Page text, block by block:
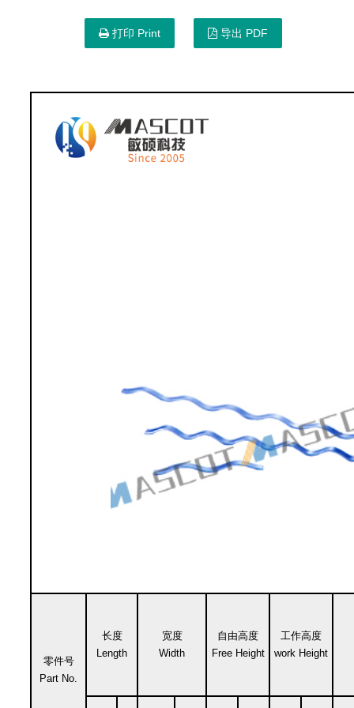
打印 Print 导出 PDF
零件号
Part No.
长度
Length
宽度
Width
自由高度
Free Height
工作高度
work Height